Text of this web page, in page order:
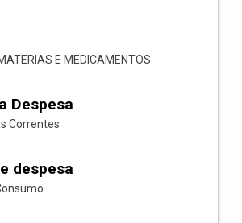
E MEDICAMENTOS
Despesa
Correntes
despesa